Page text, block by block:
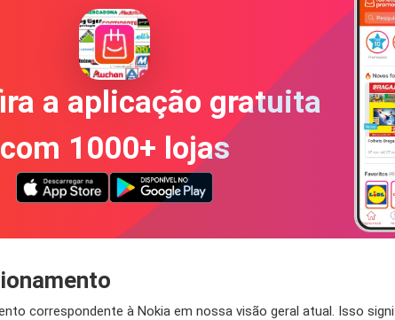
a aplicação gratuita
com 1000+ lojas
correspondente à Nokia em nossa visão geral atual. Isso